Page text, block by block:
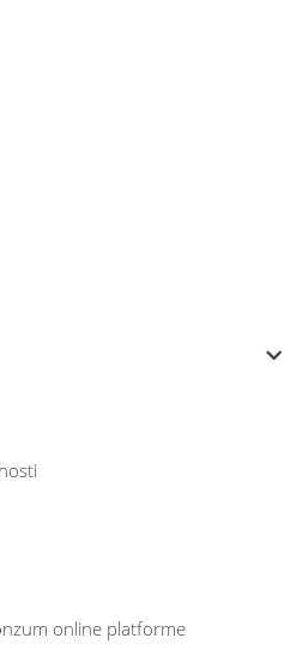
online platforme